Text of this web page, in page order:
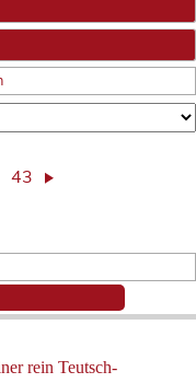
43
rein Teutsch-